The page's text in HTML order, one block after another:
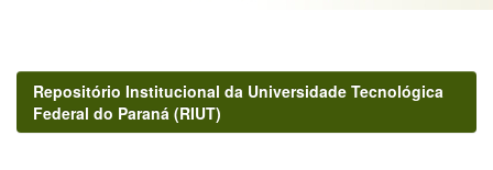
Repositório Institucional da Universidade Tecnológica
Federal do Paraná (RIUT)